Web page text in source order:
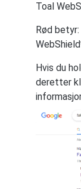
Toal
Rød betyr:
Hvis du
deretter